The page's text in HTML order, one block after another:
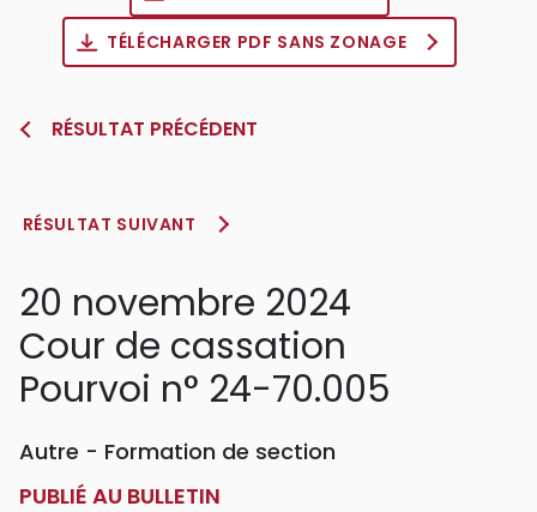
TÉLÉCHARGER PDF SANS ZONAGE
RÉSULTAT PRÉCÉDENT
RÉSULTAT SUIVANT
20 novembre 2024
Cour de cassation
Pourvoi n° 24-70.005
Autre - Formation de section
PUBLIÉ AU BULLETIN